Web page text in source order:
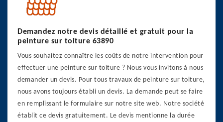
Demandez notre devis détaillé et gratuit pour la
peinture sur toiture 63890
Vous souhaitez connaître les coûts de notre intervention pour
effectuer une peinture sur toiture ? Nous vous invitons à nous
demander un devis. Pour tous travaux de peinture sur toiture,
nous avons toujours établi un devis. La demande peut se faire
en remplissant le formulaire sur notre site web. Notre société
établit ce devis gratuitement. Le devis mentionne la durée